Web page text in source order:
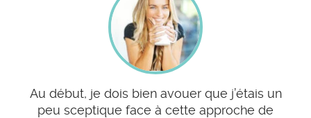
Au début, je dois bien avouer que j’étais un
peu sceptique face à cette approche de